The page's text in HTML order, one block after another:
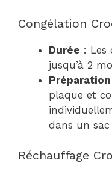
Congélation
Durée : Les
jusqu’à 2
Préparation
plaque et
dans un
Réchauffage